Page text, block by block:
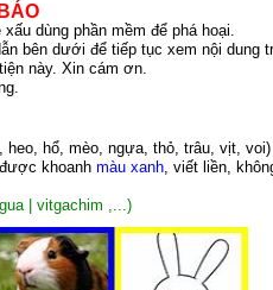
dùng phần mềm để phá hoại.
bên dưới để tiếp tục xem nội dung
này. Xin cám ơn.
heo, hổ, mèo, ngựa, thỏ, trâu, vịt, voi)
khoanh màu xanh, viết liền,
| vitgachim ,...)